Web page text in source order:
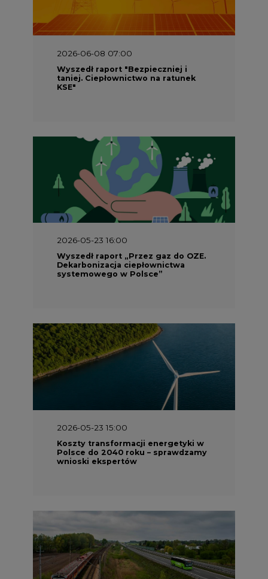
2026-06-08 07:00
Wyszedł raport "Bezpieczniej i
taniej. Ciepłownictwo na ratunek
KSE"
2026-05-23 16:00
Wyszedł raport „Przez gaz do OZE.
Dekarbonizacja ciepłownictwa
systemowego w Polsce”
2026-05-23 15:00
Koszty transformacji energetyki w
Polsce do 2040 roku – sprawdzamy
wnioski ekspertów